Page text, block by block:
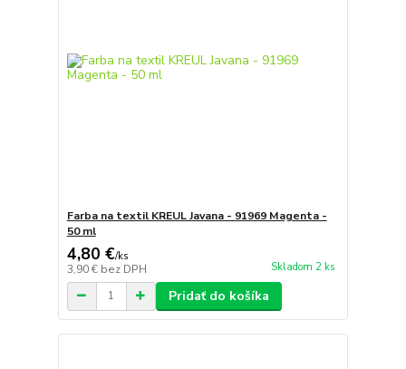
Farba na textil KREUL Javana - 91969 Magenta -
50 ml
4,80 €/ks
3,90 € bez DPH Skladom 2 ks
Pridať do košíka